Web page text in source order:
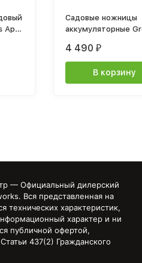
Арт.
Садовые ножницы
аккумуляторные Greenworks
встроенным
Aч
4 490 ₽
В корзину
— Официальный дилерский
Вся представленная на
технических характеристик,
характер и ни
публичной офертой,
437(2) Гражданского